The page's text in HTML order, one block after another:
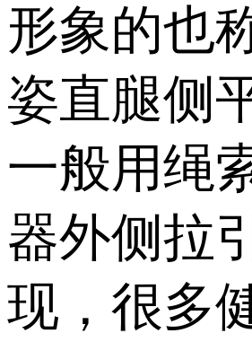
形象的也
姿直腿侧
一般用绳
器外侧拉
现，很多